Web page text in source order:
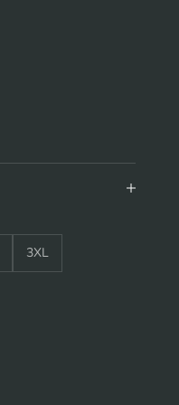
3XL